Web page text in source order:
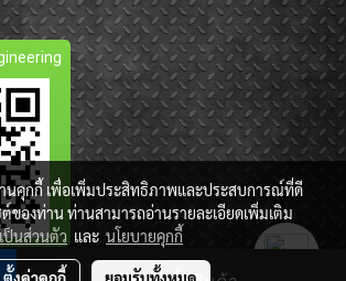
านคุกกี้ เพื่อเพิ่มประสิทธิภาพและประสบการณ์ที่ดี
ต์ของท่าน ท่านสามารถอ่านรายละเอียดเพิ่มเติม
ป็นส่วนตัว และ นโยบายคุกกี้